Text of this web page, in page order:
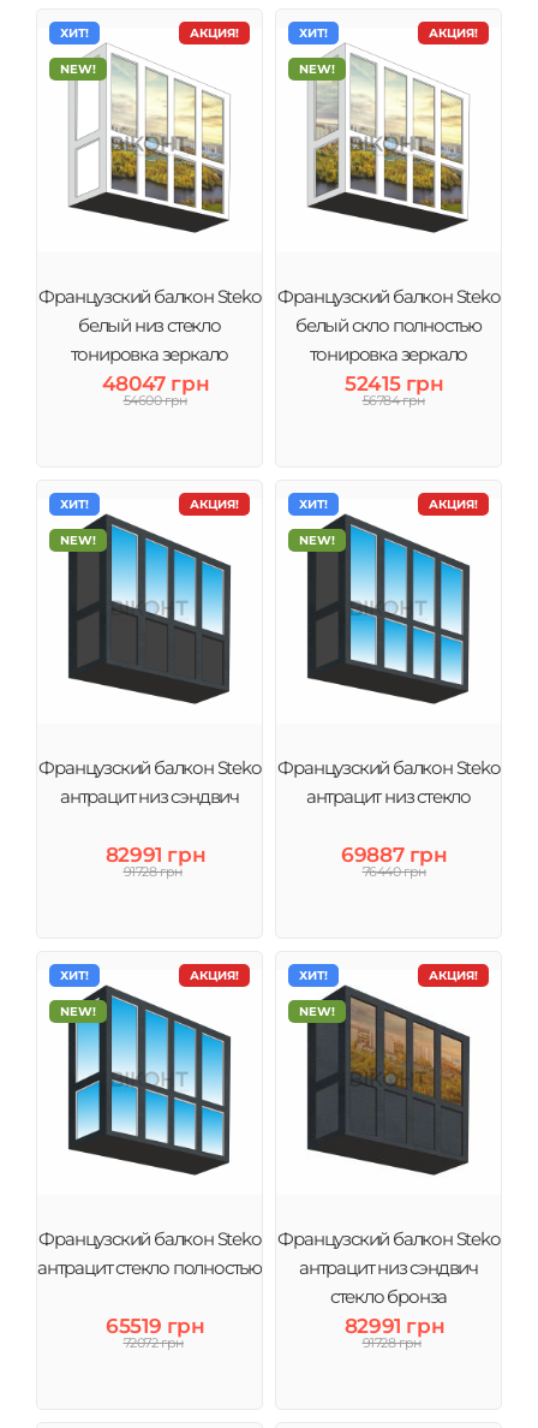
АКЦИЯ!
ХИТ!
NEW!
Французский балкон Steko
белый низ стекло
тонировка зеркало
48047 грн
54600 грн
АКЦИЯ!
ХИТ!
NEW!
Французский балкон Steko
белый скло полностью
тонировка зеркало
52415 грн
56784 грн
АКЦИЯ!
ХИТ!
NEW!
Французский балкон Steko
антрацит низ сэндвич
82991 грн
91728 грн
АКЦИЯ!
ХИТ!
NEW!
Французский балкон Steko
антрацит низ стекло
69887 грн
76440 грн
АКЦИЯ!
ХИТ!
NEW!
Французский балкон Steko
антрацит стекло полностью
65519 грн
72072 грн
АКЦИЯ!
ХИТ!
NEW!
Французский балкон Steko
антрацит низ сэндвич
стекло бронза
82991 грн
91728 грн